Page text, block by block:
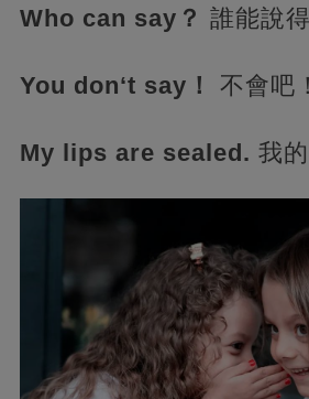
Who can say？ 誰能說
You don‘t say！ 不會吧
My lips are sealed. 我